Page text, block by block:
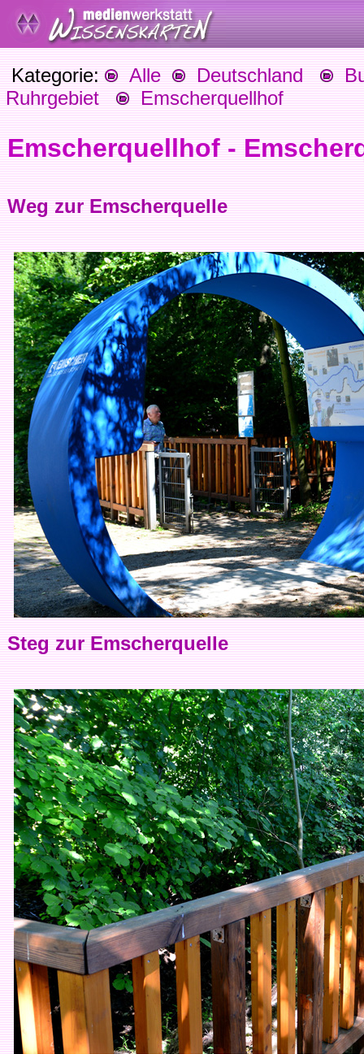
Kategorie: Alle Deutschland
Ruhrgebiet
Emscherquellhof
Emscherquellhof -
Weg zur Emscherquelle
Steg zur Emscherquelle